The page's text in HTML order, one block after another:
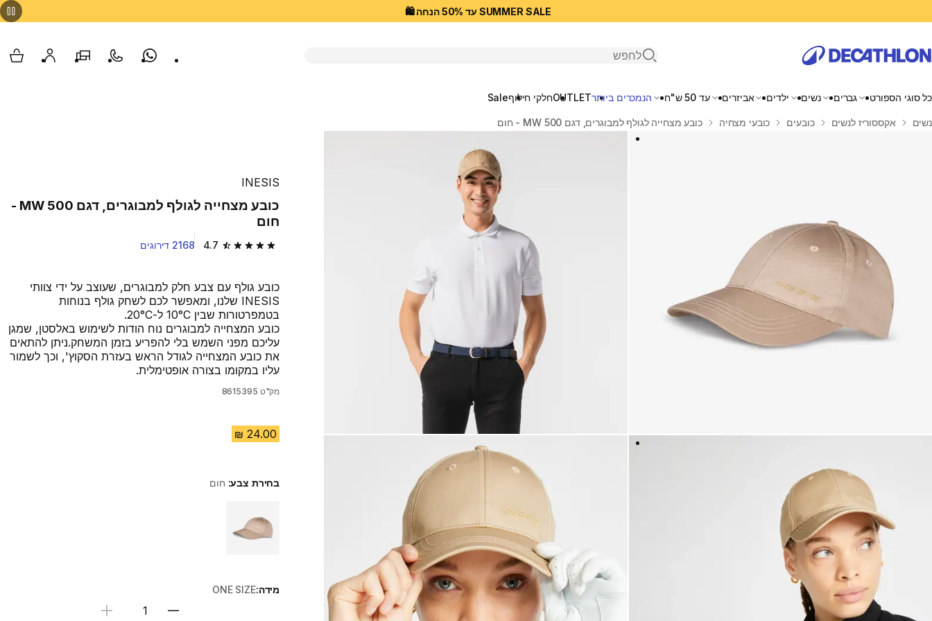
SUMMER SALE עד 50% הנחה 🛍️
פתיחת חיפוש
Whatsappצור קשרהסניפים שלנוהחשבון שלי
כל סוגי הספורט גברים נשים ילדים אביזרים עד 50 ש"ח הנמכרים ביותרOUTLETחלקי חילוףSale
בית
נשים אקססוריז לנשים כובעים כובעי מצחיה כובע מצחייה לגולף למבוגרים, דגם MW 500 - חום
INESIS
כובע מצחייה לגולף למבוגרים, דגם MW 500 -
חום
4.7 4.7 out of 5 stars from 2168 reviews 2168 דירוגים
כובע גולף עם צבע חלק למבוגרים, שעוצב על ידי צוותי
INESIS שלנו, ומאפשר לכם לשחק גולף בנוחות
בטמפרטורות שבין 10°C ל-20°C.
כובע המצחייה למבוגרים נוח הודות לשימוש באלסטן, שמגן
עליכם מפני השמש בלי להפריע בזמן המשחק.ניתן להתאים
את כובע המצחייה לגודל הראש בעזרת הסקוץ', וכך לשמור
עליו במקומו בצורה אופטימלית.
מק"ט 8615395
בחירת צבע: חום
מידה:ONE SIZE
בחירת כמות